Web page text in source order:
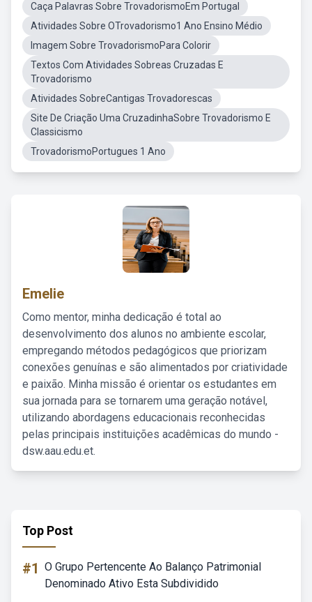
Caça Palavras Sobre TrovadorismoEm Portugal
Atividades Sobre OTrovadorismo1 Ano Ensino Médio
Imagem Sobre TrovadorismoPara Colorir
Textos Com Atividades Sobreas Cruzadas E
Trovadorismo
Atividades SobreCantigas Trovadorescas
Site De Criação Uma CruzadinhaSobre Trovadorismo E
Classicismo
TrovadorismoPortugues 1 Ano
Emelie
Como mentor, minha dedicação é total ao
desenvolvimento dos alunos no ambiente escolar,
empregando métodos pedagógicos que priorizam
conexões genuínas e são alimentados por criatividade
e paixão. Minha missão é orientar os estudantes em
sua jornada para se tornarem uma geração notável,
utilizando abordagens educacionais reconhecidas
pelas principais instituições acadêmicas do mundo -
dsw.aau.edu.et.
Top Post
#1 O Grupo Pertencente Ao Balanço Patrimonial
Denominado Ativo Esta Subdividido